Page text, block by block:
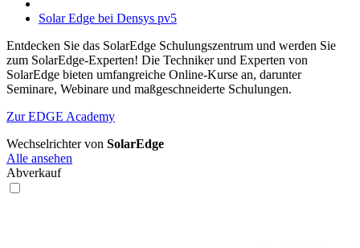
Solar Edge bei Densys pv5
Entdecken Sie das SolarEdge Schulungszentrum und werden Sie
zum SolarEdge-Experten! Die Techniker und Experten von
SolarEdge bieten umfangreiche Online-Kurse an, darunter
Seminare, Webinare und maßgeschneiderte Schulungen.
Zur EDGE Academy
Wechselrichter von SolarEdge
Alle ansehen
Abverkauf